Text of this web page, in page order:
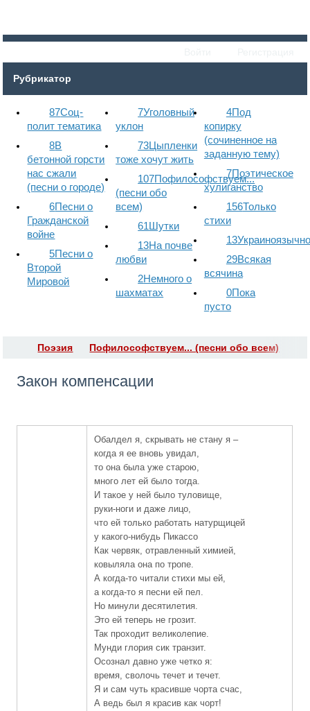
Рубрикатор
87Соц-
полит тематика
8В
бетонной горсти
нас сжали
(песни о городе)
6Песни о
Гражданской
войне
5Песни о
Второй
Мировой
7Уголовный
уклон
73Цыпленки
тоже хочут жить
107Пофилософствуем...
(песни обо
всем)
61Шутки
13На почве
любви
2Немного о
шахматах
4Под
копирку
(сочиненное на
заданную тему)
7Поэтическое
хулиганство
156Только
стихи
13
29Всякая
всячина
0Пока
пусто
Поэзия Пофилософствуем... (песни обо всем)
Закон компенсации
Обалдел я, скрывать не стану я –
когда я ее вновь увидал,
то она была уже старою,
много лет ей было тогда.
И такое у ней было туловище,
руки-ноги и даже лицо,
что ей только работать натурщицей
у какого-нибудь Пикассо
Как червяк, отравленный химией,
ковыляла она по тропе.
А когда-то читали стихи мы ей,
а когда-то я песни ей пел.
Но минули десятилетия.
Это ей теперь не грозит.
Так проходит великолепие.
Мунди глория сик транзит.
Осознал давно уже четко я:
время, сволочь течет и течет.
Я и сам чуть красивше чорта счас,
А ведь был я красив как чорт!